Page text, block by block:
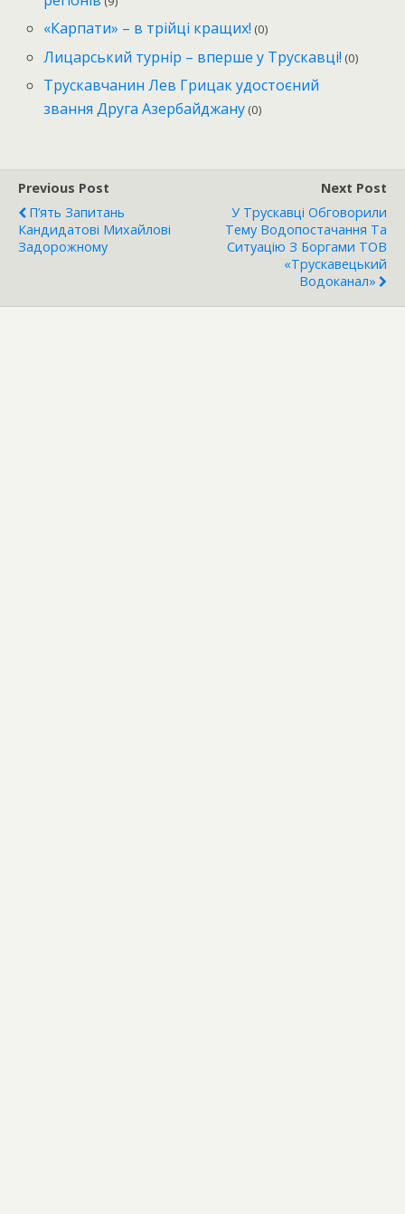
«Карпати» – в трійці кращих! (0)
Лицарський турнір – вперше у Трускавці! (0)
Трускавчанин Лев Грицак удостоєний
звання Друга Азербайджану (0)
Previous Post
П’ять Запитань
Кандидатові Михайлові
Задорожному
Next Post
У Трускавці Обговорили
Тему Водопостачання Та
Ситуацію З Боргами ТОВ
«Трускавецький
Водоканал»